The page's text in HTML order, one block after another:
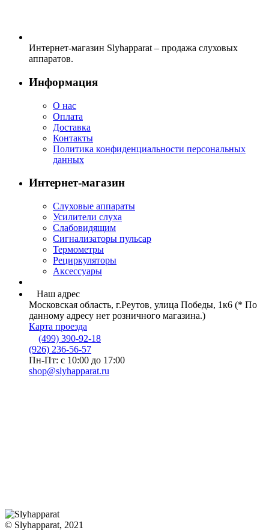
Интернет-магазин Slyhapparat – продажа слуховых
аппаратов.
Информация
О нас
Оплата
Доставка
Контакты
Политика конфиденциальности персональных
данных
Интернет-магазин
Слуховые аппараты
Усилители слуха
Слабовидящим
Сигнализаторы пульсар
Термометры
Рециркуляторы
Аксессуары
Наш адрес
Московская область, г.Реутов, улица Победы, 1к6 (* По
данному адресу нет розничного магазина.)
Карта проезда
(499) 390-92-18
(926) 236-56-57
Пн-Пт: с 10:00 до 17:00
shop@slyhapparat.ru
© Slyhapparat, 2021